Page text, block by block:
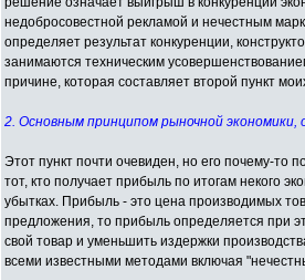
недобросовестной рекламой и нечестным
определяет результат конкуренции,
занимаются техническим
причине, которая составляет второй пункт
2. Основным принципом рыночной
Этот пункт почти очевиден, но его почему-то
тот, кто получает прибыль по итогам некого
убытках. Прибыль - это цена производимых
предложения, то прибыль определяется при
свой товар и уменьшить издержки
всеми известными методами включая